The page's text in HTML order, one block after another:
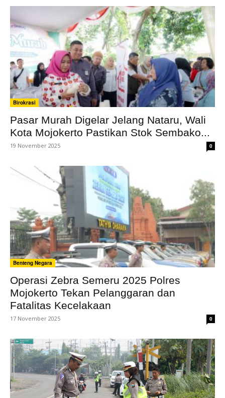
Birokrasi
Pasar Murah Digelar Jelang Nataru, Wali
Kota Mojokerto Pastikan Stok Sembako...
19 November 2025 0
Benteng Negara
Operasi Zebra Semeru 2025 Polres
Mojokerto Tekan Pelanggaran dan
Fatalitas Kecelakaan
17 November 2025 0